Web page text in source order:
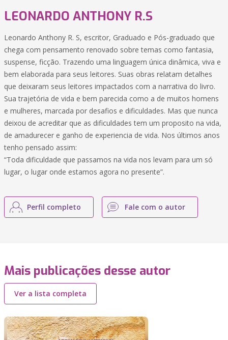
LEONARDO ANTHONY R.S
Leonardo Anthony R. S, escritor, Graduado e Pós-graduado que
chega com pensamento renovado sobre temas como fantasia,
suspense, ficção. Trazendo uma linguagem única dinâmica, viva e
bem elaborada para seus leitores. Suas obras relatam detalhes
que deixaram seus leitores impactados com a narrativa do livro.
Sua trajetória de vida e bem parecida como a de muitos homens
e mulheres, marcada por desafios e dificuldades. Mas que nunca
deixou de acreditar que as dificuldades tem um proposito na vida,
de amadurecer e ganho de experiencia de vida. Nos últimos anos
tenho pensado assim:
“Toda dificuldade que passamos na vida nos levam para um só
lugar, o lugar onde estamos agora no presente”.
Perfil completo Fale com o autor
Mais publicações desse autor
Ver a lista completa